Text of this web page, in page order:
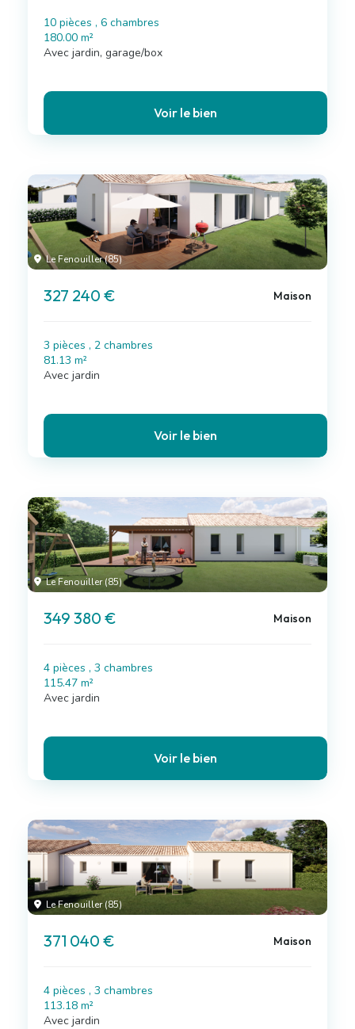
10 pièces , 6 chambres
180.00 m²
Avec jardin, garage/box
Voir le bien
Le Fenouiller (85)
327 240 € Maison
3 pièces , 2 chambres
81.13 m²
Avec jardin
Voir le bien
Le Fenouiller (85)
349 380 € Maison
4 pièces , 3 chambres
115.47 m²
Avec jardin
Voir le bien
Le Fenouiller (85)
371 040 € Maison
4 pièces , 3 chambres
113.18 m²
Avec jardin